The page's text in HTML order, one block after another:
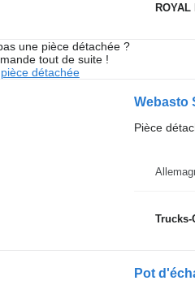
ROYAL
une pièce détachée ?
tout de suite !
détachée
Pièce
Pot